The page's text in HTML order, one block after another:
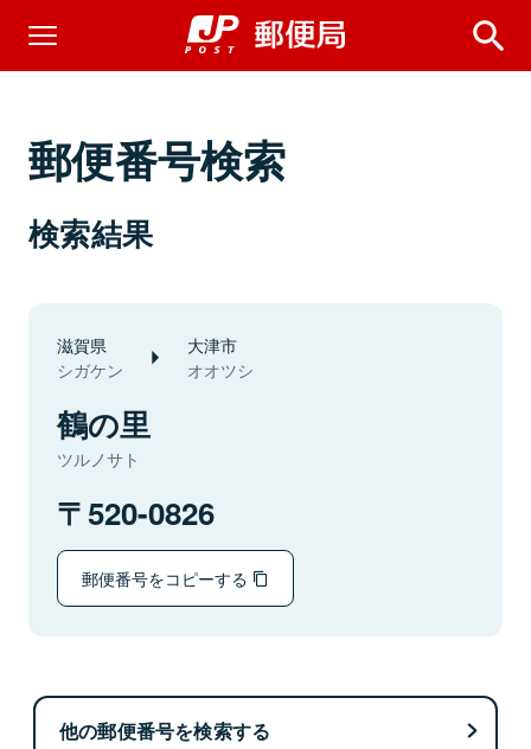
郵便番号検索
検索結果
滋賀県
シガケン
大津市
オオツシ
鶴の里
ツルノサト
520-0826
郵便番号をコピーする
他の郵便番号を検索する